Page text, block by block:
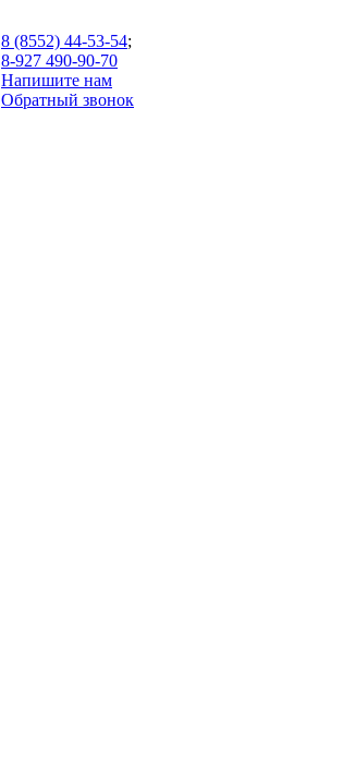
8 (8552) 44-53-54;
8-927 490-90-70
Напишите нам
Обратный звонок